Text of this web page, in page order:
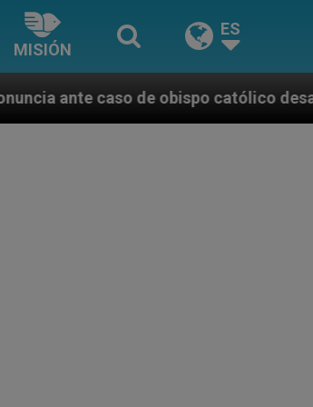
MISIÓN
ES
católico desaparecido por la